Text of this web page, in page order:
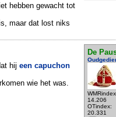
hebben gewacht tot
maar dat lost niks
De
14.206
OTindex:
20.331
hij een capuchon
wie het was.